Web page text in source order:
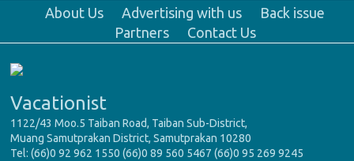
About Us Advertising with us
Back issue
Partners
Contact Us
Vacationist
1122/43 Moo.5 Taiban Road, Taiban Sub-District,
Muang Samutprakan District, Samutprakan 10280
Tel: (66)0 92 962 1550 (66)0 89 560 5467 (66)0 95 269 9245